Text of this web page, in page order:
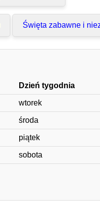
Święta zabawne i
Dzień tygodnia
wtorek
środa
piątek
sobota